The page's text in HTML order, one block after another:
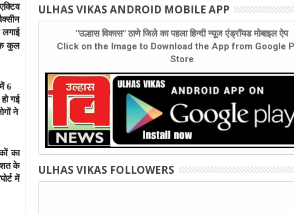
लगाई
कुल
6
गई
ने
का
के
में
ULHAS VIKAS ANDROID MOBILE APP
"उल्हास विकास" ठाणे जिले का पहला हिन्दी न्यूज एंड्रॉयड मोबाइल ऐप
Click on the Image to Download the App from Google
Store
ULHAS VIKAS FOLLOWERS